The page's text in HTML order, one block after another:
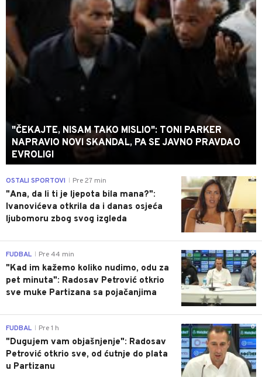
"ČEKAJTE, NISAM TAKO MISLIO": TONI PARKER
NAPRAVIO NOVI SKANDAL, PA SE JAVNO PRAVDAO
EVROLIGI
0
OSTALI SPORTOVI Pre 27 min
"Ana, da li ti je ljepota bila mana?":
Ivanovićeva otkrila da i danas osjeća
ljubomoru zbog svog izgleda
0
FUDBAL Pre 44 min
"Kad im kažemo koliko nudimo, odu za
pet minuta": Radosav Petrović otkrio
sve muke Partizana sa pojačanjima
0
FUDBAL Pre 1 h
"Dugujem vam objašnjenje": Radosav
Petrović otkrio sve, od ćutnje do plata
u Partizanu